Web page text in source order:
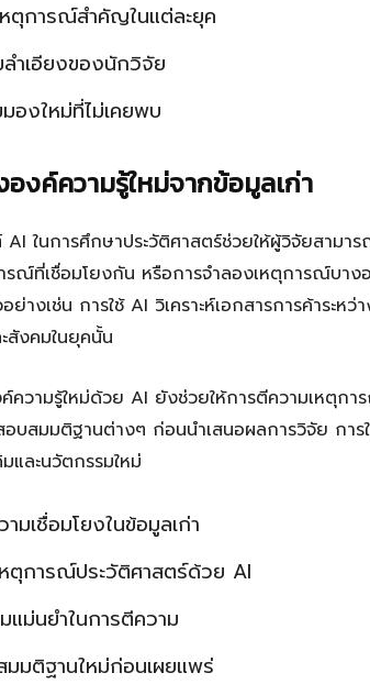
หตุการณ์สำคัญในแต่ละยุค
ำเอียงของนักวิจัย
องใหม่ที่ไม่เคยพบ
องค์ความรู้ใหม่จากข้อมูลเก่า
AI ในการศึกษาประวัติศาสตร์ช่วยให้ผู้วิจัยสามา
ณ์ที่เชื่อมโยงกัน หรือการจำลองเหตุการณ์บาง
างเช่น การใช้ AI วิเคราะห์เอกสารการค้าระหว่
สังคมในยุคนั้น
ความรู้ใหม่ด้วย AI ยังช่วยให้การตีความเหตุก
บสมมติฐานต่างๆ ก่อนนำเสนอผลการวิจัย การ
และนวัตกรรมใหม่
มเชื่อมโยงในข้อมูลเก่า
ตุการณ์ประวัติศาสตร์ด้วย AI
แม่นยำในการตีความ
มติฐานใหม่ก่อนเผยแพร่